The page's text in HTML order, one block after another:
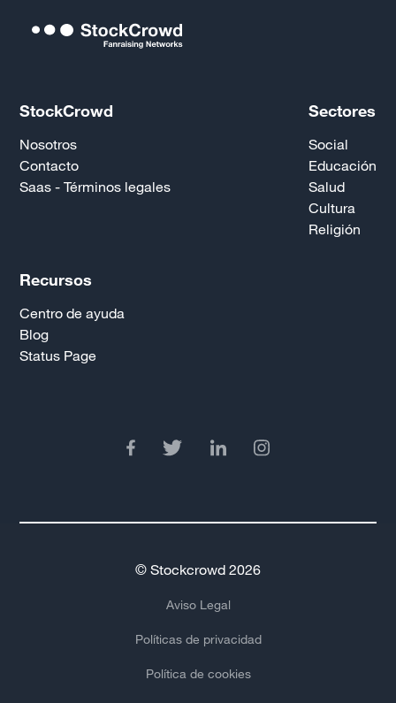
StockCrowd
Nosotros
Contacto
Saas - Términos legales
Sectores
Social
Educación
Salud
Cultura
Religión
Recursos
Centro de ayuda
Blog
Status Page
© Stockcrowd 2026
Aviso Legal
Políticas de privacidad
Política de cookies